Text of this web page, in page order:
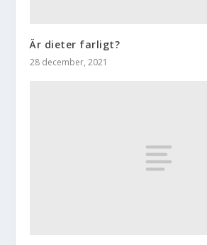
Är dieter farligt?
28 december, 2021